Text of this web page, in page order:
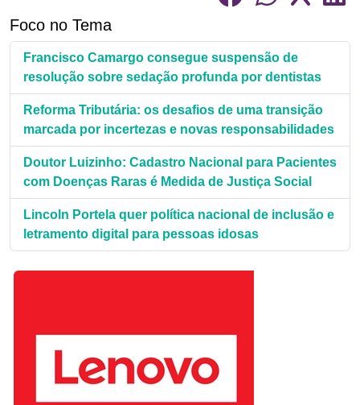
Foco no Tema
Francisco Camargo consegue suspensão de
resolução sobre sedação profunda por dentistas
Reforma Tributária: os desafios de uma transição
marcada por incertezas e novas responsabilidades
Doutor Luizinho: Cadastro Nacional para Pacientes
com Doenças Raras é Medida de Justiça Social
Lincoln Portela quer política nacional de inclusão e
letramento digital para pessoas idosas